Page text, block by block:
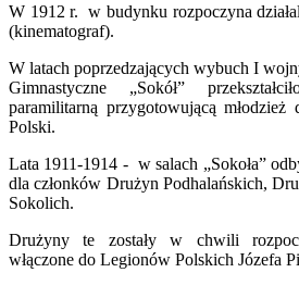
W 1912 r. w budynku rozpoczyna
(kinematograf).
W latach poprzedzających wybuch I
Gimnastyczne „Sokół”
paramilitarną przygotowującą
Polski.
Lata 1911-1914 - w salach „Sokoła”
dla członków Drużyn Podhalańskich,
Sokolich.
Drużyny te zostały w chwili
włączone do Legionów Polskich Józefa